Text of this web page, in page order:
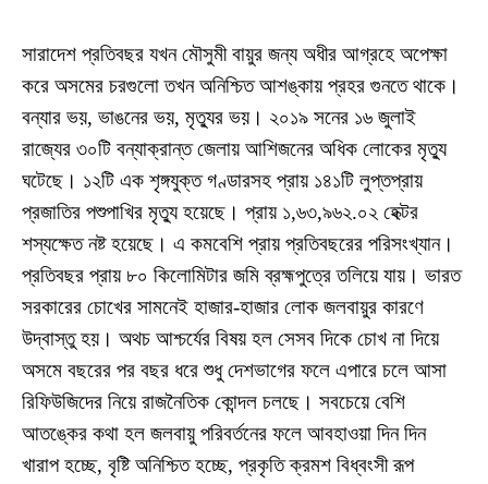
সারাদেশ প্রতিবছর যখন মৌসুমী বায়ুর জন্য অধীর আগ্রহে অপেক্ষা
করে অসমের চরগুলো তখন অনিশ্চিত আশঙ্কায় প্রহর গুনতে থাকে।
বন্যার ভয়, ভাঙনের ভয়, মৃত্যুর ভয়। ২০১৯ সনের ১৬ জুলাই
রাজ্যের ৩০টি বন্যাক্রান্ত জেলায় আশিজনের অধিক লোকের মৃত্যু
ঘটেছে। ১২টি এক শৃঙ্গযুক্ত গণ্ডারসহ প্রায় ১৪১টি লুপ্তপ্রায়
প্রজাতির পশুপাখির মৃত্যু হয়েছে। প্রায় ১,৬৩,৯৬২.০২ হেক্টর
শস্যক্ষেত নষ্ট হয়েছে। এ কমবেশি প্রায় প্রতিবছরের পরিসংখ্যান।
প্রতিবছর প্রায় ৮০ কিলোমিটার জমি ব্রহ্মপুত্রে তলিয়ে যায়। ভারত
সরকারের চোখের সামনেই হাজার-হাজার লোক জলবায়ুর কারণে
উদ্বাস্তু হয়। অথচ আশ্চর্যের বিষয় হল সেসব দিকে চোখ না দিয়ে
অসমে বছরের পর বছর ধরে শুধু দেশভাগের ফলে এপারে চলে আসা
রিফিউজিদের নিয়ে রাজনৈতিক কোন্দল চলছে। সবচেয়ে বেশি
আতঙ্কের কথা হল জলবায়ু পরিবর্তনের ফলে আবহাওয়া দিন দিন
খারাপ হচ্ছে, বৃষ্টি অনিশ্চিত হচ্ছে, প্রকৃতি ক্রমশ বিধ্বংসী রূপ